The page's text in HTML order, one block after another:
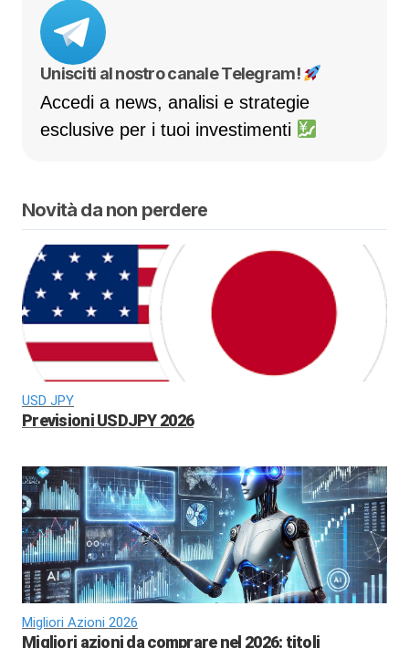
Unisciti al nostro canale Telegram!
Accedi a news, analisi e strategie
esclusive per i tuoi investimenti
Novità da non perdere
USD JPY
Previsioni USDJPY 2026
Migliori Azioni 2026
Migliori azioni da comprare nel 2026: titoli